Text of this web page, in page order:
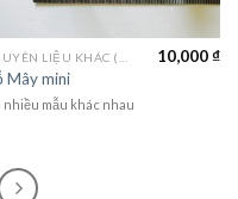
Mây mini
10,000₫
nhiều mẫu khác nhau